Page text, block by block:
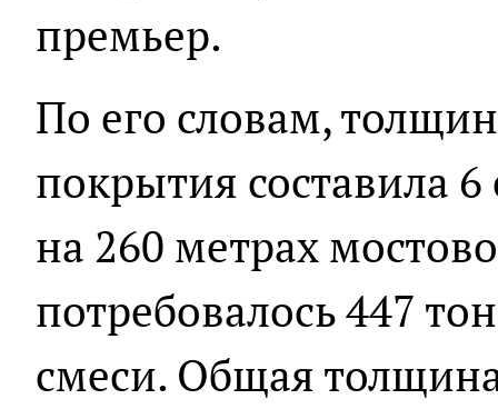
премьер.
По его словам,
покрытия составила
на 260 метрах
потребовалось 447
смеси. Общая